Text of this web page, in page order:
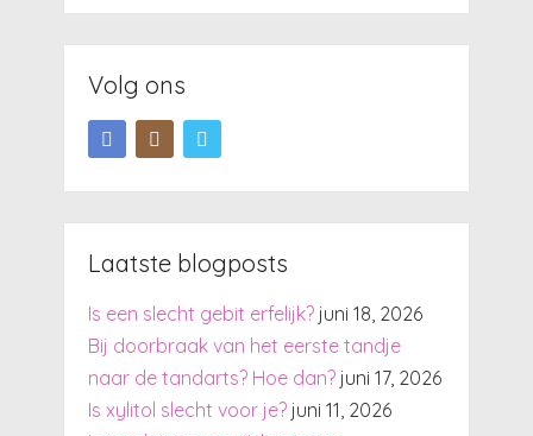
Volg ons
Laatste blogposts
Is een slecht gebit erfelijk? juni 18, 2026
Bij doorbraak van het eerste tandje
naar de tandarts? Hoe dan? juni 17, 2026
Is xylitol slecht voor je? juni 11, 2026